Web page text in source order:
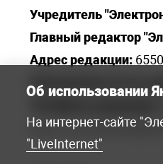
Учредитель
Главный редактор
Адрес редакции:
Электронная почта
Об использовании
На интернет-сайте
"LiveInternet"